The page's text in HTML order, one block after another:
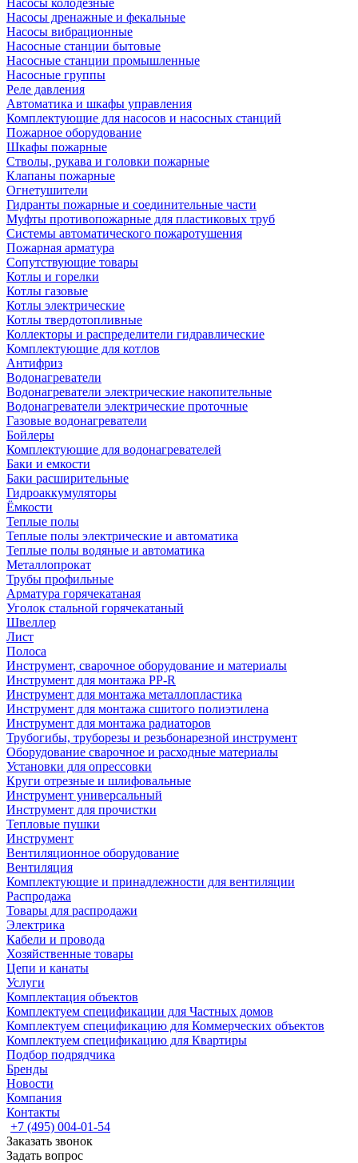
Насосы колодезные
Насосы дренажные и фекальные
Насосы вибрационные
Насосные станции бытовые
Насосные станции промышленные
Насосные группы
Реле давления
Автоматика и шкафы управления
Комплектующие для насосов и насосных станций
Пожарное оборудование
Шкафы пожарные
Стволы, рукава и головки пожарные
Клапаны пожарные
Огнетушители
Гидранты пожарные и соединительные части
Муфты противопожарные для пластиковых труб
Системы автоматического пожаротушения
Пожарная арматура
Сопутствующие товары
Котлы и горелки
Котлы газовые
Котлы электрические
Котлы твердотопливные
Коллекторы и распределители гидравлические
Комплектующие для котлов
Антифриз
Водонагреватели
Водонагреватели электрические накопительные
Водонагреватели электрические проточные
Газовые водонагреватели
Бойлеры
Комплектующие для водонагревателей
Баки и емкости
Баки расширительные
Гидроаккумуляторы
Ёмкости
Теплые полы
Теплые полы электрические и автоматика
Теплые полы водяные и автоматика
Металлопрокат
Трубы профильные
Арматура горячекатаная
Уголок стальной горячекатаный
Швеллер
Лист
Полоса
Инструмент, сварочное оборудование и материалы
Инструмент для монтажа PP-R
Инструмент для монтажа металлопластика
Инструмент для монтажа сшитого полиэтилена
Инструмент для монтажа радиаторов
Трубогибы, труборезы и резьбонарезной инструмент
Оборудование сварочное и расходные материалы
Установки для опрессовки
Круги отрезные и шлифовальные
Инструмент универсальный
Инструмент для прочистки
Тепловые пушки
Инструмент
Вентиляционное оборудование
Вентиляция
Комплектующие и принадлежности для вентиляции
Распродажа
Товары для распродажи
Электрика
Кабели и провода
Хозяйственные товары
Цепи и канаты
Услуги
Комплектация объектов
Комплектуем спецификации для Частных домов
Комплектуем спецификацию для Коммерческих объектов
Комплектуем спецификацию для Квартиры
Подбор подрядчика
Бренды
Новости
Компания
Контакты
+7 (495) 004-01-54
Заказать звонок
Задать вопрос